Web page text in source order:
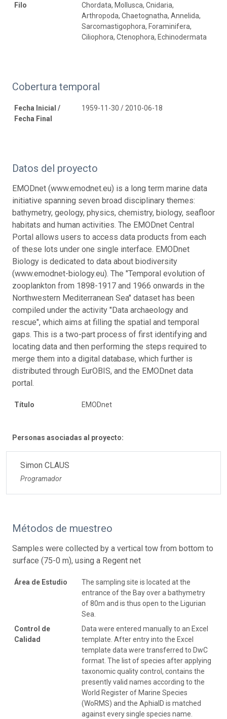
Filo
Chordata, Mollusca, Cnidaria,
Arthropoda, Chaetognatha, Annelida,
Sarcomastigophora, Foraminifera,
Ciliophora, Ctenophora, Echinodermata
Cobertura temporal
Fecha Inicial /
Fecha Final
1959-11-30 / 2010-06-18
Datos del proyecto
EMODnet (www.emodnet.eu) is a long term marine data
initiative spanning seven broad disciplinary themes:
bathymetry, geology, physics, chemistry, biology, seafloor
habitats and human activities. The EMODnet Central
Portal allows users to access data products from each
of these lots under one single interface. EMODnet
Biology is dedicated to data about biodiversity
(www.emodnet-biology.eu). The "Temporal evolution of
zooplankton from 1898-1917 and 1966 onwards in the
Northwestern Mediterranean Sea" dataset has been
compiled under the activity "Data archaeology and
rescue", which aims at filling the spatial and temporal
gaps. This is a two-part process of first identifying and
locating data and then performing the steps required to
merge them into a digital database, which further is
distributed through EurOBIS, and the EMODnet data
portal.
Título EMODnet
Personas asociadas al proyecto:
Simon CLAUS
Programador
Métodos de muestreo
Samples were collected by a vertical tow from bottom to
surface (75-0 m), using a Regent net
Área de Estudio
The sampling site is located at the
entrance of the Bay over a bathymetry
of 80m and is thus open to the Ligurian
Sea.
Control de
Calidad
Data were entered manually to an Excel
template. After entry into the Excel
template data were transferred to DwC
format. The list of species after applying
taxonomic quality control, contains the
presently valid names according to the
World Register of Marine Species
(WoRMS) and the AphiaID is matched
against every single species name.